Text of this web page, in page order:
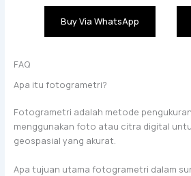
Buy Via WhatsApp
FAQ
Apa itu fotogrametri?
Fotogrametri adalah metode
menggunakan foto atau citra digital
geospasial yang akurat.
Apa tujuan utama fotogrametri dalam